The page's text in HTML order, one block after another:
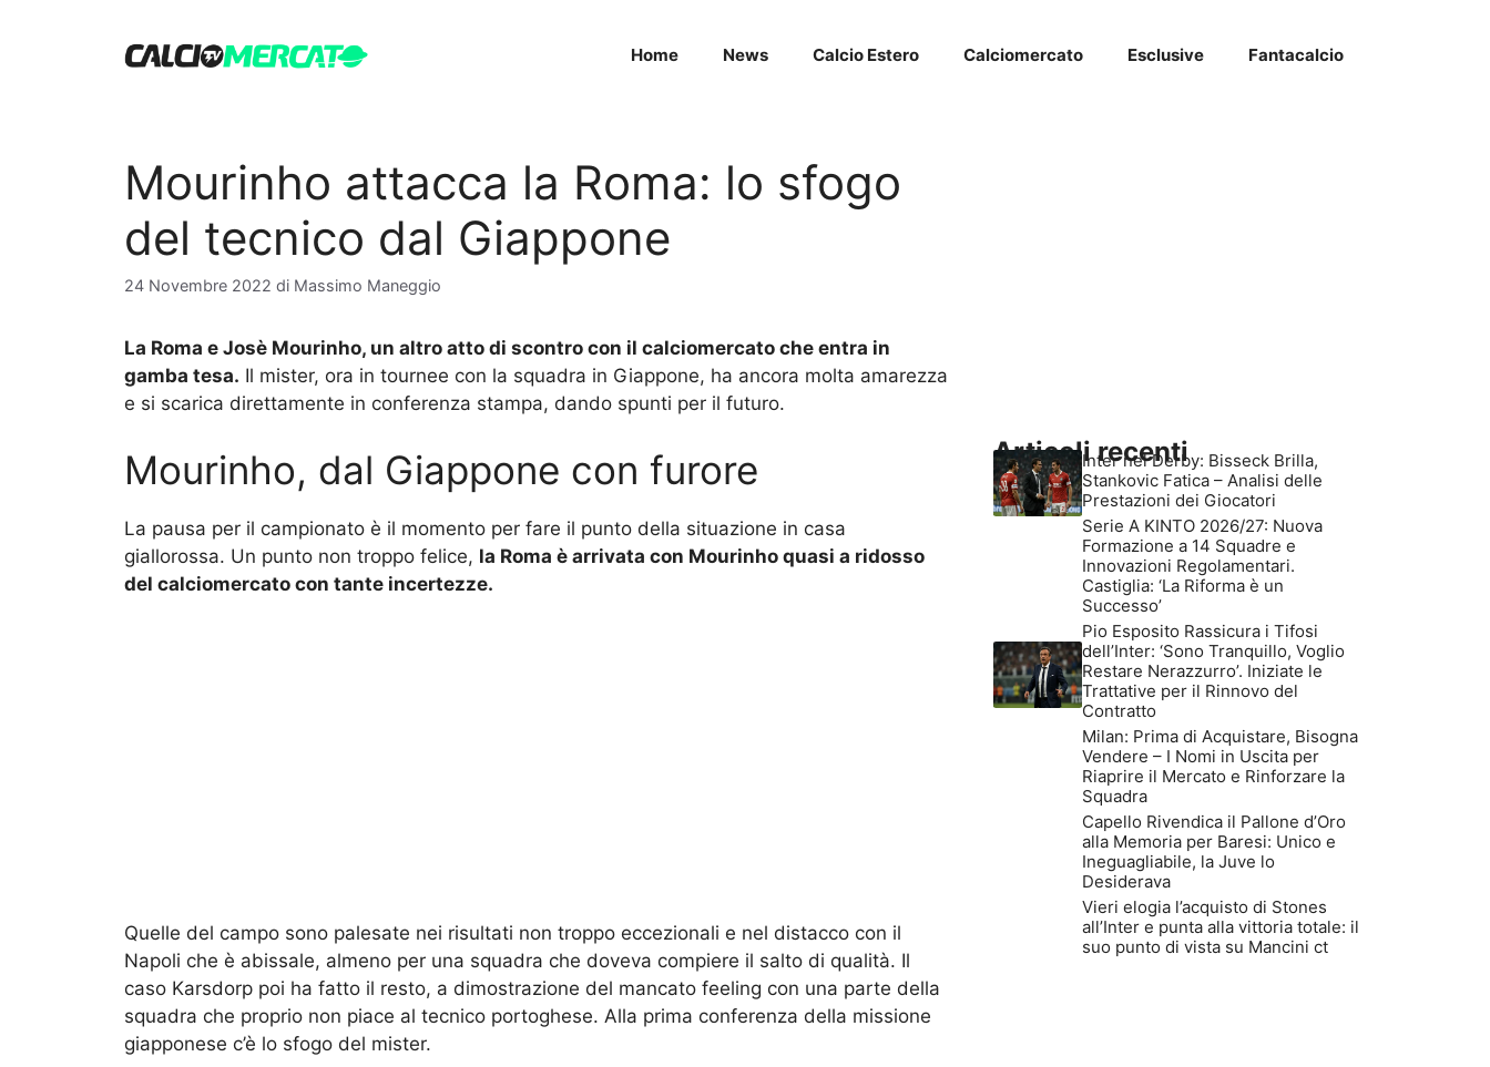
Home News Calcio Estero Calciomercato Esclusive Fantacalcio
Mourinho attacca la Roma: lo sfogo
del tecnico dal Giappone
24 Novembre 2022 di Massimo Maneggio
La Roma e Josè Mourinho, un altro atto di scontro con il calciomercato che entra in
gamba tesa. Il mister, ora in tournee con la squadra in Giappone, ha ancora molta amarezza
e si scarica direttamente in conferenza stampa, dando spunti per il futuro.
Mourinho, dal Giappone con furore
La pausa per il campionato è il momento per fare il punto della situazione in casa
giallorossa. Un punto non troppo felice, la Roma è arrivata con Mourinho quasi a ridosso
del calciomercato con tante incertezze.
Quelle del campo sono palesate nei risultati non troppo eccezionali e nel distacco con il
Napoli che è abissale, almeno per una squadra che doveva compiere il salto di qualità. Il
caso Karsdorp poi ha fatto il resto, a dimostrazione del mancato feeling con una parte della
squadra che proprio non piace al tecnico portoghese. Alla prima conferenza della missione
giapponese c’è lo sfogo del mister.
Articoli recenti
Inter nel Derby: Bisseck Brilla,
Stankovic Fatica – Analisi delle
Prestazioni dei Giocatori
Serie A KINTO 2026/27: Nuova
Formazione a 14 Squadre e
Innovazioni Regolamentari.
Castiglia: ‘La Riforma è un
Successo’
Pio Esposito Rassicura i Tifosi
dell’Inter: ‘Sono Tranquillo, Voglio
Restare Nerazzurro’. Iniziate le
Trattative per il Rinnovo del
Contratto
Milan: Prima di Acquistare, Bisogna
Vendere – I Nomi in Uscita per
Riaprire il Mercato e Rinforzare la
Squadra
Capello Rivendica il Pallone d’Oro
alla Memoria per Baresi: Unico e
Ineguagliabile, la Juve lo
Desiderava
Vieri elogia l’acquisto di Stones
all’Inter e punta alla vittoria totale: il
suo punto di vista su Mancini ct